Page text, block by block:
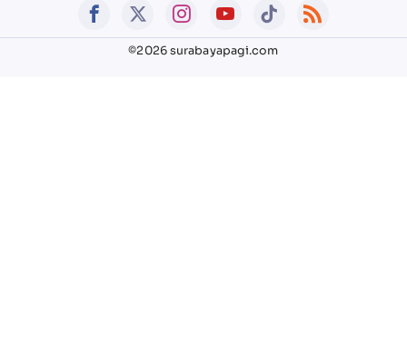
©2026 surabayapagi.com